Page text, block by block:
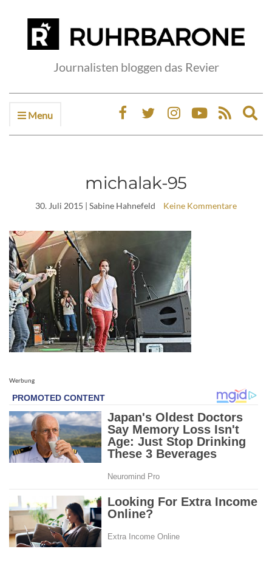
Journalisten bloggen das Revier
Menu
michalak-95
30. Juli 2015 | Sabine Hahnefeld Keine Kommentare
Werbung